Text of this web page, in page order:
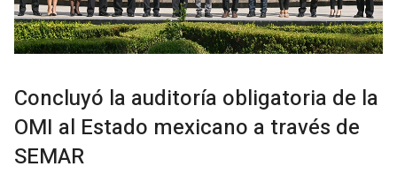
Concluyó la auditoría obligatoria de la
OMI al Estado mexicano a través de
SEMAR